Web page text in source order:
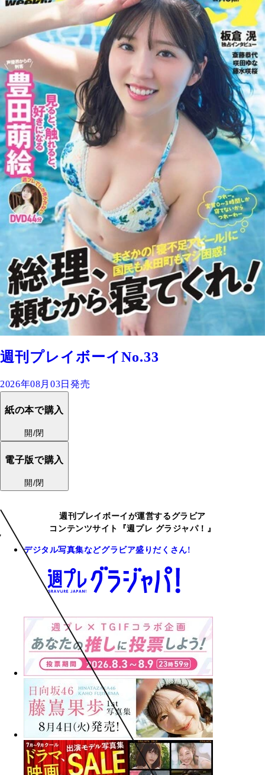
週刊プレイボーイNo.33
2026年08月03日発売
紙の本で購入
開/閉
電子版で購入
開/閉
週刊プレイボーイが運営するグラビア
コンテンツサイト『週プレ グラジャパ！』
デジタル写真集などグラビア盛りだくさん!